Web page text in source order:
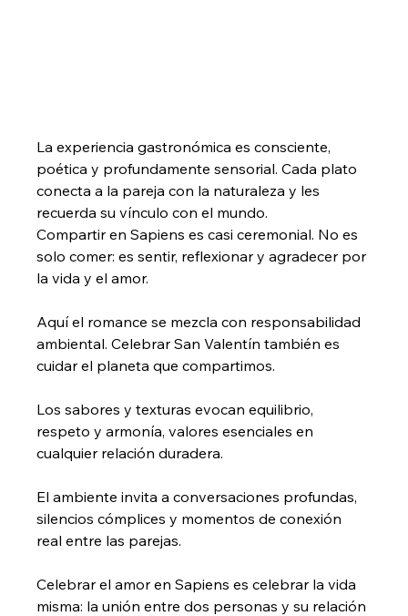
La experiencia gastronómica es consciente,
poética y profundamente sensorial. Cada plato
conecta a la pareja con la naturaleza y les
recuerda su vínculo con el mundo.
Compartir en Sapiens es casi ceremonial. No es
solo comer: es sentir, reflexionar y agradecer por
la vida y el amor.
Aquí el romance se mezcla con responsabilidad
ambiental. Celebrar San Valentín también es
cuidar el planeta que compartimos.
Los sabores y texturas evocan equilibrio,
respeto y armonía, valores esenciales en
cualquier relación duradera.
El ambiente invita a conversaciones profundas,
silencios cómplices y momentos de conexión
real entre las parejas.
Celebrar el amor en Sapiens es celebrar la vida
misma: la unión entre dos personas y su relación